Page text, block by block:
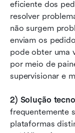
eficiente dos
resolver
não surgem
enviam os
pode obter uma
por meio de
supervisionar e
2) Solução
frequentemente
plataformas